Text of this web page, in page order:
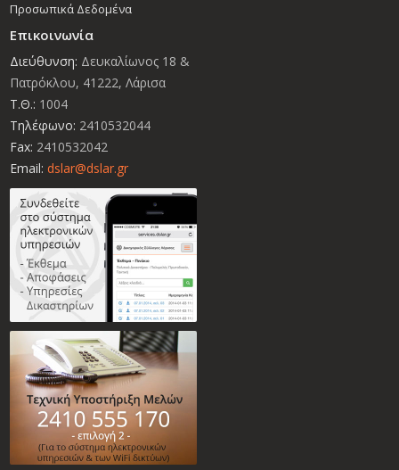
Προσωπικά Δεδομένα
Επικοινωνία
Διεύθυνση: Δευκαλίωνος 18 &
Πατρόκλου, 41222, Λάρισα
Τ.Θ.: 1004
Τηλέφωνο: 2410532044
Fax: 2410532042
Email: dslar@dslar.gr